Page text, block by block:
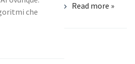
È sabato sera. Sei